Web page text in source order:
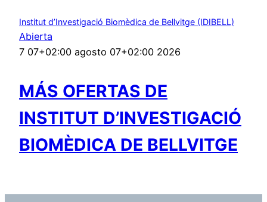
Institut d’Investigació Biomèdica de Bellvitge (IDIBELL)
Abierta
7 07+02:00 agosto 07+02:00 2026
MÁS OFERTAS DE
INSTITUT D’INVESTIGACIÓ
BIOMÈDICA DE BELLVITGE